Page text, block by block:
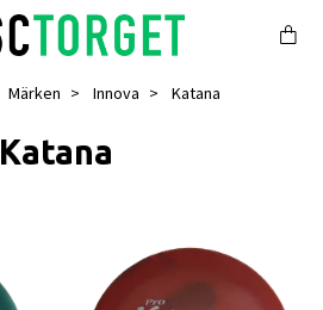
Märken Innova Katana
Katana